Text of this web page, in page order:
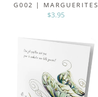
G002 | MARGUERITES
$3.95